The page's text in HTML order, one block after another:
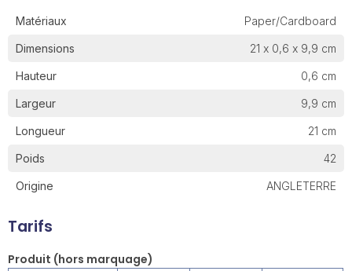
Matériaux Paper/Cardboard
Dimensions 21 x 0,6 x 9,9 cm
Hauteur 0,6 cm
Largeur 9,9 cm
Longueur 21 cm
Poids 42
Origine ANGLETERRE
Tarifs
Produit (hors marquage)